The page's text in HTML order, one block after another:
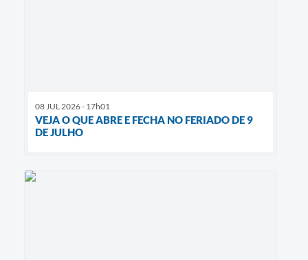
08 JUL 2026 - 17h01
VEJA O QUE ABRE E FECHA NO FERIADO DE 9
DE JULHO